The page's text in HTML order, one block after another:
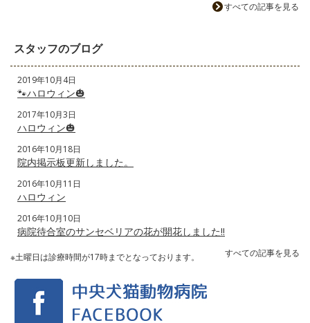
すべての記事を見る
スタッフのブログ
2019年10月4日
🐾ハロウィン🎃
2017年10月3日
ハロウィン🎃
2016年10月18日
院内掲示板更新しました。
2016年10月11日
ハロウィン
2016年10月10日
病院待合室のサンセベリアの花が開花しました‼️
すべての記事を見る
※土曜日は診療時間が17時までとなっております。